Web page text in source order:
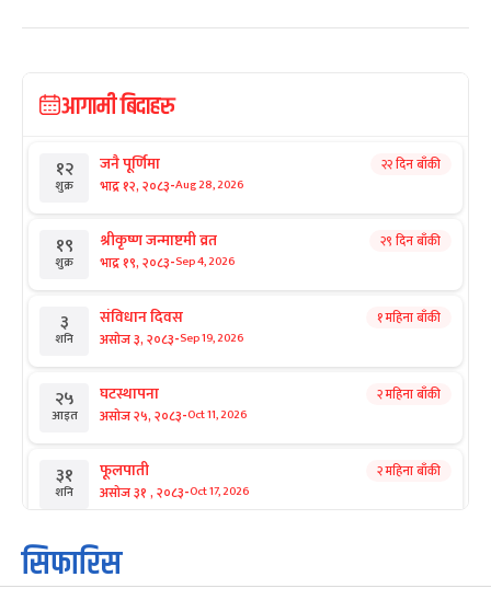
आगामी बिदाहरु
१२
शुक्र
जनै पूर्णिमा
भाद्र १२, २०८३-Aug 28, 2026
२२ दिन बाँकी
१९
शुक्र
श्रीकृष्ण जन्माष्टमी व्रत
भाद्र १९, २०८३-Sep 4, 2026
२९ दिन बाँकी
३
शनि
संविधान दिवस
असोज ३, २०८३-Sep 19, 2026
१ महिना बाँकी
२५
आइत
घटस्थापना
असोज २५, २०८३-Oct 11, 2026
२ महिना बाँकी
३१
शनि
फूलपाती
असोज ३१ , २०८३-Oct 17, 2026
२ महिना बाँकी
१
आइत
कार्तिक सङ्क्रान्ति
कार्तिक १, २०८३
सिफारिस